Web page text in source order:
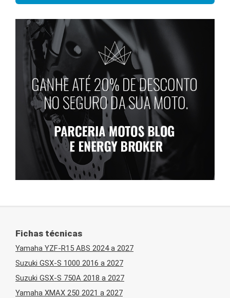
Fichas técnicas
Yamaha YZF-R15 ABS 2024 a 2027
Suzuki GSX-S 1000 2016 a 2027
Suzuki GSX-S 750A 2018 a 2027
Yamaha XMAX 250 2021 a 2027